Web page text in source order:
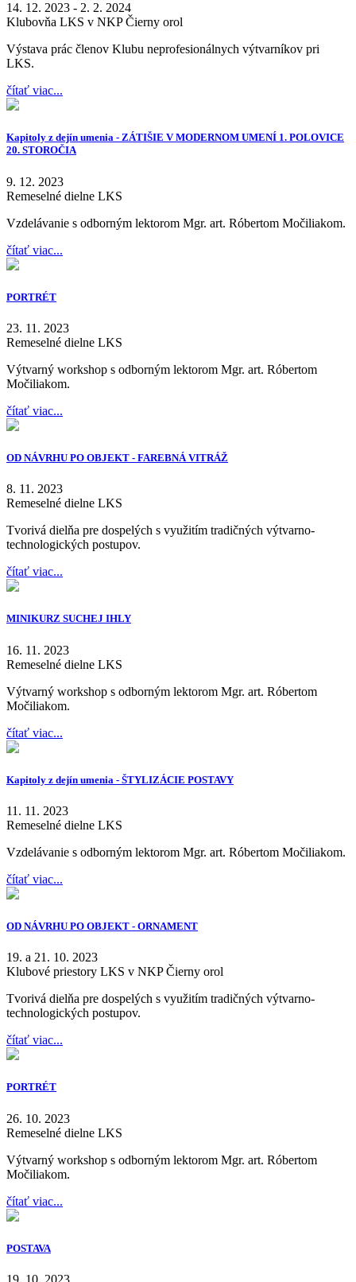
14. 12. 2023 - 2. 2. 2024
Klubovňa LKS v NKP Čierny orol
Výstava prác členov Klubu neprofesionálnych výtvarníkov pri
LKS.
čítať viac...
Kapitoly z dejín umenia - ZÁTIŠIE V MODERNOM UMENÍ 1. POLOVICE
20. STOROČIA
9. 12. 2023
Remeselné dielne LKS
Vzdelávanie s odborným lektorom Mgr. art. Róbertom Močiliakom.
čítať viac...
PORTRÉT
23. 11. 2023
Remeselné dielne LKS
Výtvarný workshop s odborným lektorom Mgr. art. Róbertom
Močiliakom.
čítať viac...
OD NÁVRHU PO OBJEKT - FAREBNÁ VITRÁŽ
8. 11. 2023
Remeselné dielne LKS
Tvorivá dielňa pre dospelých s využitím tradičných výtvarno-
technologických postupov.
čítať viac...
MINIKURZ SUCHEJ IHLY
16. 11. 2023
Remeselné dielne LKS
Výtvarný workshop s odborným lektorom Mgr. art. Róbertom
Močiliakom.
čítať viac...
Kapitoly z dejín umenia - ŠTYLIZÁCIE POSTAVY
11. 11. 2023
Remeselné dielne LKS
Vzdelávanie s odborným lektorom Mgr. art. Róbertom Močiliakom.
čítať viac...
OD NÁVRHU PO OBJEKT - ORNAMENT
19. a 21. 10. 2023
Klubové priestory LKS v NKP Čierny orol
Tvorivá dielňa pre dospelých s využitím tradičných výtvarno-
technologických postupov.
čítať viac...
PORTRÉT
26. 10. 2023
Remeselné dielne LKS
Výtvarný workshop s odborným lektorom Mgr. art. Róbertom
Močiliakom.
čítať viac...
POSTAVA
19. 10. 2023